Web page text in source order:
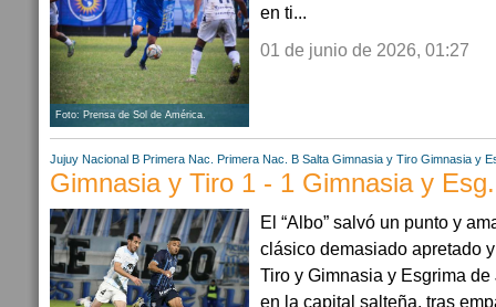
Foto: Prensa de Sol de América.
en ti...
01 de junio de 2026, 01:27
Jujuy Nacional B Primera Nac. Primera Nac. B Salta Gimnasia y Tiro Gimnasia y
Gimnasia y Tiro 1 - 1 Gimnasia y
El “Albo” salvó un punto y
clásico demasiado apretado
Tiro y Gimnasia y Esgrima
en la capital salteña, tras